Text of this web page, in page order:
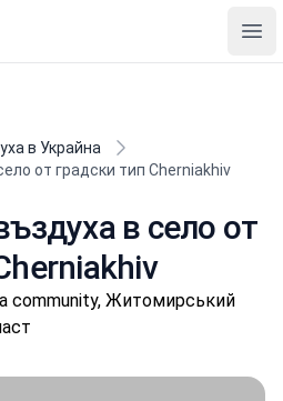
в Украйна
от градски тип Cherniakhiv
в село от
community, Житомирський